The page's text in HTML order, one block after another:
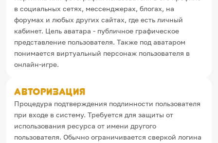
Игры и тренажеры
Игра «Знания»
Знания в тестах
Настолка
Комиксы
Стихи
Педагогам
Школа наставников
IT-урок
в социальных сетях, мессенджерах, блогах, на
форумах и любых других сайтах, где есть личный
кабинет. Цель аватара - публичное графическое
представление пользователя. Также под аватаром
понимается виртуальный персонаж пользователя в
онлайн-игре.
Авторизация
Процедура подтверждения подлинности пользователя
при входе в систему. Требуется для защиты от
использования ресурса от имени другого
пользователя. Обычно ограничивается сверкой логина